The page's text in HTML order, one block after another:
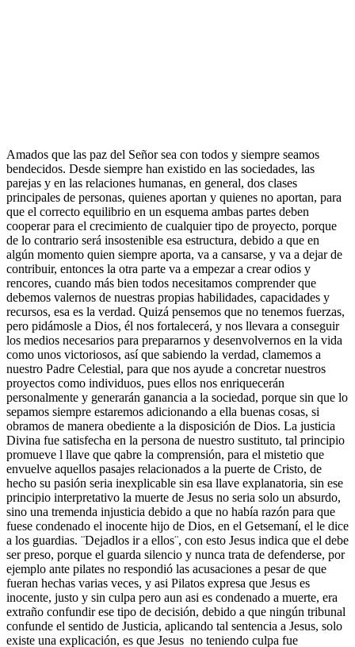
Amados que las paz del Señor sea con todos y siempre seamos
bendecidos. Desde siempre han existido en las sociedades, las
parejas y en las relaciones humanas, en general, dos clases
principales de personas, quienes aportan y quienes no aportan, para
que el correcto equilibrio en un esquema ambas partes deben
cooperar para el crecimiento de cualquier tipo de proyecto, porque
de lo contrario será insostenible esa estructura, debido a que en
algún momento quien siempre aporta, va a cansarse, y va a dejar de
contribuir, entonces la otra parte va a empezar a crear odios y
rencores, cuando más bien todos necesitamos comprender que
debemos valernos de nuestras propias habilidades, capacidades y
recursos, esa es la verdad. Quizá pensemos que no tenemos fuerzas,
pero pidámosle a Dios, él nos fortalecerá, y nos llevara a conseguir
los medios necesarios para prepararnos y desenvolvernos en la vida
como unos victoriosos, así que sabiendo la verdad, clamemos a
nuestro Padre Celestial, para que nos ayude a concretar nuestros
proyectos como individuos, pues ellos nos enriquecerán
personalmente y generarán ganancia a la sociedad, porque sin que lo
sepamos siempre estaremos adicionando a ella buenas cosas, si
obramos de manera obediente a la disposición de Dios. La justicia
Divina fue satisfecha en la persona de nuestro sustituto, tal principio
promueve l llave que qabre la comprensión, para el mistetio que
envuelve aquellos pasajes relacionados a la puerte de Cristo, de
hecho su pasión seria inexplicable sin esa llave explanatoria, sin ese
principio interpretativo la muerte de Jesus no seria solo un absurdo,
sino una tremenda injusticia debido a que no había razón para que
fuese condenado el inocente hijo de Dios, en el Getsemaní, el le dice
a los guardias. ¨Dejadlos ir a ellos¨, con esto Jesus indica que el debe
ser preso, porque el guarda silencio y nunca trata de defenderse, por
ejemplo ante pilates no respondió las acusaciones a pesar de que
fueran hechas varias veces, y asi Pilatos expresa que Jesus es
inocente, justo y sin culpa pero aun asi es condenado a muerte, era
extraño confundir ese tipo de decisión, debido a que ningún tribunal
confunde el sentido de Justicia, aplicando tal sentencia a Jesus, solo
existe una explicación, es que Jesus no teniendo culpa fue